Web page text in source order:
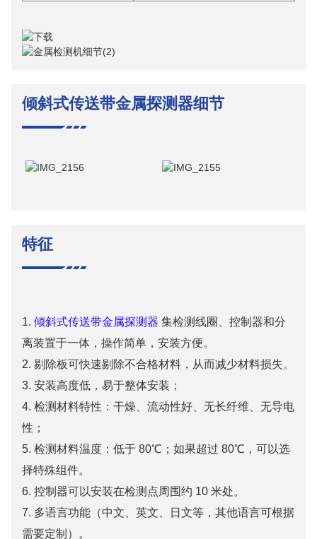
倾斜式传送带金属探测器细节
特征
1. 倾斜式传送带金属探测器 集检测线圈、控制器和分
离装置于一体，操作简单，安装方便。
2. 剔除板可快速剔除不合格材料，从而减少材料损失。
3. 安装高度低，易于整体安装；
4. 检测材料特性：干燥、流动性好、无长纤维、无导电
性；
5. 检测材料温度：低于 80℃；如果超过 80℃，可以选
择特殊组件。
6. 控制器可以安装在检测点周围约 10 米处。
7. 多语言功能（中文、英文、日文等，其他语言可根据
需要定制）。